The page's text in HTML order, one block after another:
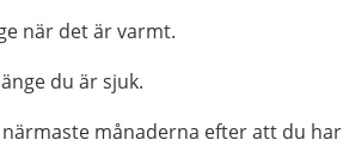
när det är varmt.
du är sjuk.
månaderna efter att du har